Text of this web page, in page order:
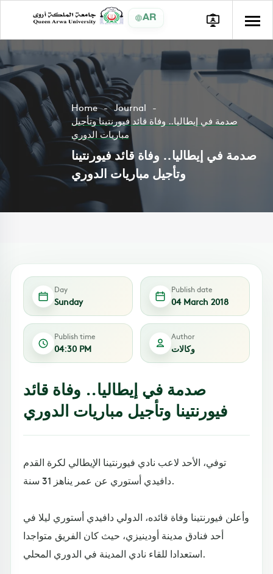
AR
Home
Journal
صدمة في إيطاليا.. وفاة قائد فيورنتينا وتأجيل
مباريات الدوري
صدمة في إيطاليا.. وفاة قائد فيورنتينا
وتأجيل مباريات الدوري
Day
Sunday
Publish date
04 March 2018
Publish time
04:30 PM
Author
وكالات
صدمة في إيطاليا.. وفاة قائد
فيورنتينا وتأجيل مباريات الدوري
توفي، الأحد لاعب نادي فيورنتينا الإيطالي لكرة القدم
دافيدي أستوري عن عمر يناهز 31 سنة.
وأعلن فيورنتينا وفاة قائده، الدولي دافيدي أستوري ليلا في
أحد فنادق مدينة أودينيزي، حيث كان الفريق متواجدا
استعدادا للقاء نادي المدينة في الدوري المحلي.